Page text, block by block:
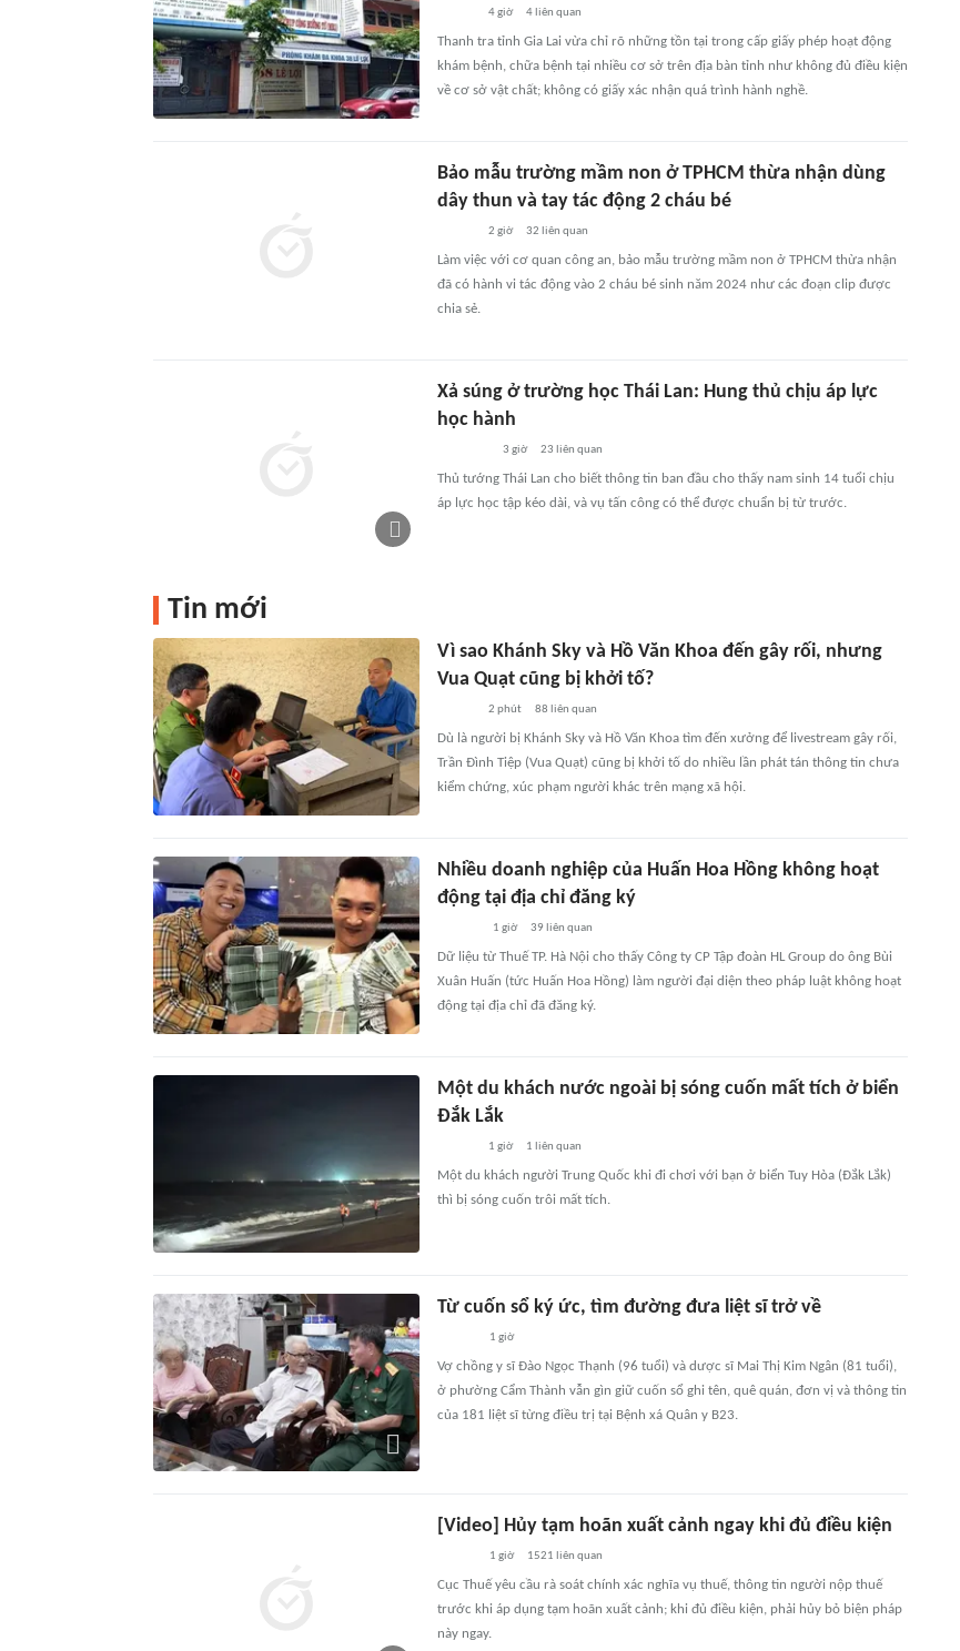
4 giờ 4liên quan
Thanh tra tỉnh Gia Lai vừa chỉ rõ những tồn tại trong cấp giấy phép hoạt động
khám bệnh, chữa bệnh tại nhiều cơ sở trên địa bàn tỉnh như không đủ điều kiện
về cơ sở vật chất; không có giấy xác nhận quá trình hành nghề.
Bảo mẫu trường mầm non ở TPHCM thừa nhận dùng
dây thun và tay tác động 2 cháu bé
2 giờ 32 liên quan
Làm việc với cơ quan công an, bảo mẫu trường mầm non ở TPHCM thừa nhận
đã có hành vi tác động vào 2 cháu bé sinh năm 2024 như các đoạn clip được
chia sẻ.
Xả súng ở trường học Thái Lan: Hung thủ chịu áp lực
học hành
3 giờ 23 liên quan
Thủ tướng Thái Lan cho biết thông tin ban đầu cho thấy nam sinh 14 tuổi chịu
áp lực học tập kéo dài, và vụ tấn công có thể được chuẩn bị từ trước.
Tin mới
Vì sao Khánh Sky và Hồ Văn Khoa đến gây rối, nhưng
Vua Quạt cũng bị khởi tố?
2 phút 88 liên quan
Dù là người bị Khánh Sky và Hồ Văn Khoa tìm đến xưởng để livestream gây rối,
Trần Đình Tiệp (Vua Quạt) cũng bị khởi tố do nhiều lần phát tán thông tin chưa
kiểm chứng, xúc phạm người khác trên mạng xã hội.
Nhiều doanh nghiệp của Huấn Hoa Hồng không hoạt
động tại địa chỉ đăng ký
1 giờ 39 liên quan
Dữ liệu từ Thuế TP. Hà Nội cho thấy Công ty CP Tập đoàn HL Group do ông Bùi
Xuân Huấn (tức Huấn Hoa Hồng) làm người đại diện theo pháp luật không hoạt
động tại địa chỉ đã đăng ký.
Một du khách nước ngoài bị sóng cuốn mất tích ở biển
Đắk Lắk
1 giờ 1 liên quan
Một du khách người Trung Quốc khi đi chơi với bạn ở biển Tuy Hòa (Đắk Lắk)
thì bị sóng cuốn trôi mất tích.
Từ cuốn sổ ký ức, tìm đường đưa liệt sĩ trở về
1 giờ
Vợ chồng y sĩ Đào Ngọc Thạnh (96 tuổi) và dược sĩ Mai Thị Kim Ngân (81 tuổi),
ở phường Cẩm Thành vẫn gìn giữ cuốn sổ ghi tên, quê quán, đơn vị và thông tin
của 181 liệt sĩ từng điều trị tại Bệnh xá Quân y B23.
[Video] Hủy tạm hoãn xuất cảnh ngay khi đủ điều kiện
1 giờ 1521 liên quan
Cục Thuế yêu cầu rà soát chính xác nghĩa vụ thuế, thông tin người nộp thuế
trước khi áp dụng tạm hoãn xuất cảnh; khi đủ điều kiện, phải hủy bỏ biện pháp
này ngay.